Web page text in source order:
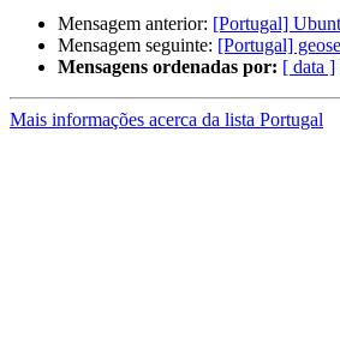
Mensagem anterior: [Portugal]
Mensagem seguinte: [Portugal]
Mensagens ordenadas por: [ data ]
Mais informações acerca da lista Portugal